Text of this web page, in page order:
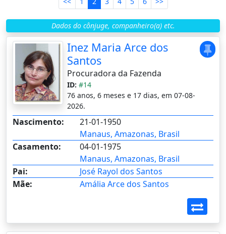
Dados do cônjuge, companheiro(a) etc.
Inez Maria Arce dos
Santos
Procuradora da Fazenda
ID: #14
76 anos, 6 meses e 17 dias, em 07-08-
2026.
Nascimento:
21-01-1950
Manaus, Amazonas, Brasil
Casamento:
04-01-1975
Manaus, Amazonas, Brasil
Pai:
José Rayol dos Santos
Mãe:
Amália Arce dos Santos